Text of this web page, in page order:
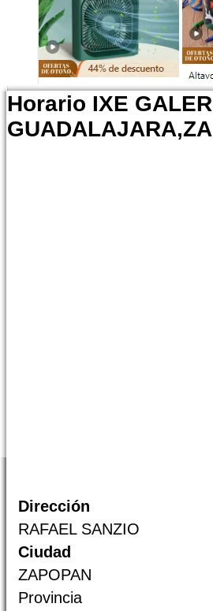
Horario IXE
Dirección
RAFAEL SANZIO
Ciudad
ZAPOPAN
Provincia